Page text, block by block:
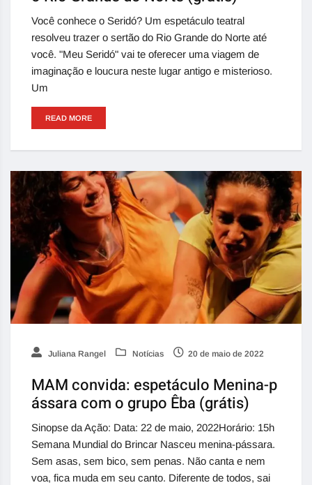
Você conhece o Seridó? Um espetáculo teatral
resolveu trazer o sertão do Rio Grande do Norte até
você. "Meu Seridó" vai te oferecer uma viagem de
imaginação e loucura neste lugar antigo e misterioso.
Um
READ MORE
Juliana Rangel Notícias 20 de maio de 2022
MAM convida: espetáculo Menina-p
ássara com o grupo Êba (grátis)
Sinopse da Ação: Data: 22 de maio, 2022Horário: 15h
Semana Mundial do Brincar Nasceu menina-pássara.
Sem asas, sem bico, sem penas. Não canta e nem
voa, fica muda em seu canto. Diferente de todos, sai